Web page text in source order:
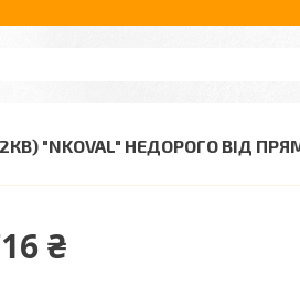
"NKOVAL" НЕДОРОГО ВІД
₴